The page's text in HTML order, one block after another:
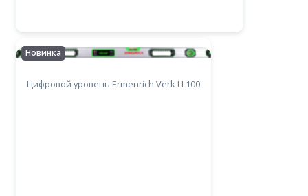
Новинка
Цифровой уровень Ermenrich Verk LL100